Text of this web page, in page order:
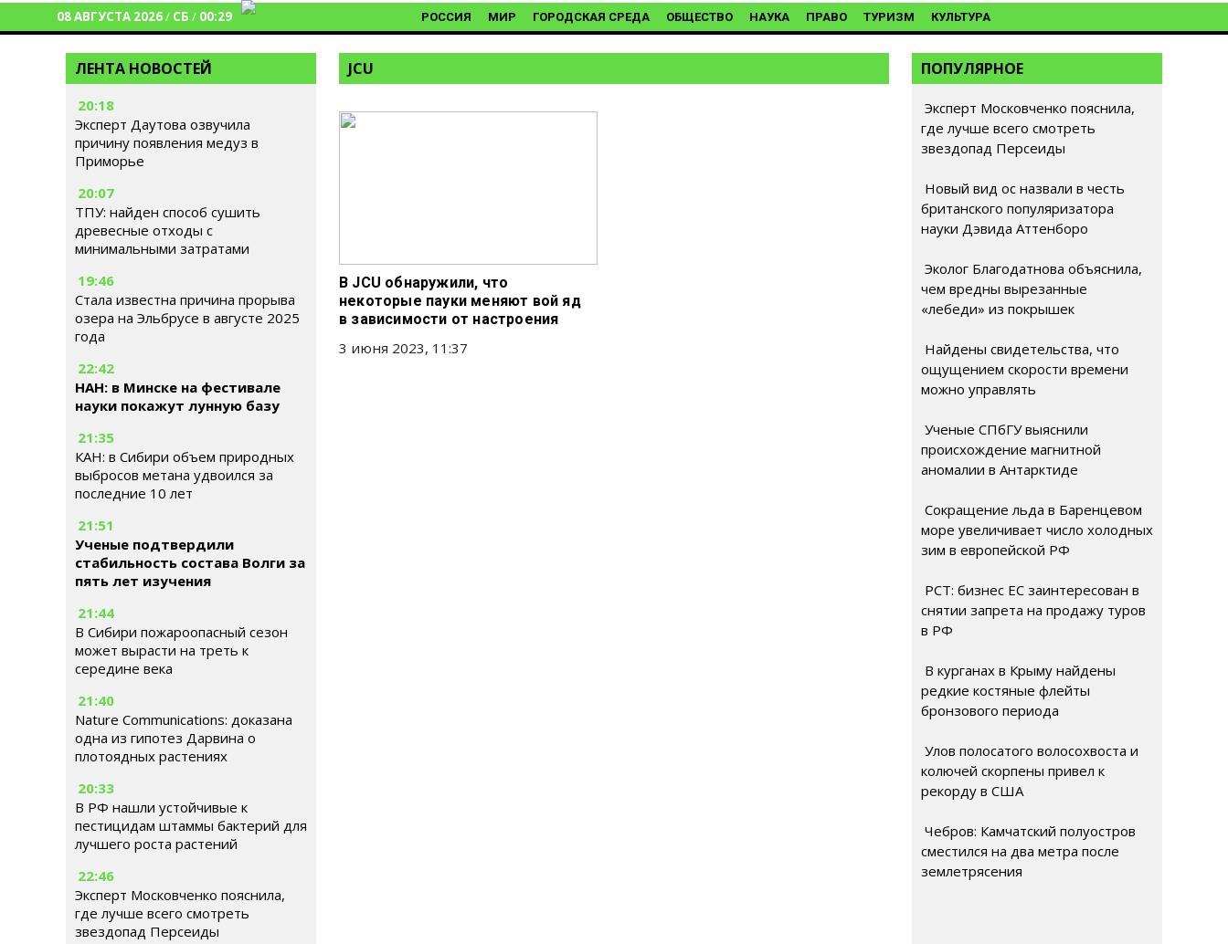
08 АВГУСТА 2026/ СБ / 00:29 РОССИЯ МИР ГОРОДСКАЯ СРЕДА ОБЩЕСТВО НАУКА ПРАВО ТУРИЗМ КУЛЬТУРА
ЛЕНТА НОВОСТЕЙ
20:18
Эксперт Даутова озвучила
причину появления медуз в
Приморье
20:07
ТПУ: найден способ сушить
древесные отходы с
минимальными затратами
19:46
Стала известна причина прорыва
озера на Эльбрусе в августе 2025
года
22:42
НАН: в Минске на фестивале
науки покажут лунную базу
21:35
КАН: в Сибири объем природных
выбросов метана удвоился за
последние 10 лет
21:51
Ученые подтвердили
стабильность состава Волги за
пять лет изучения
21:44
В Сибири пожароопасный сезон
может вырасти на треть к
середине века
21:40
Nature Communications: доказана
одна из гипотез Дарвина о
плотоядных растениях
20:33
В РФ нашли устойчивые к
пестицидам штаммы бактерий для
лучшего роста растений
22:46
Эксперт Московченко пояснила,
где лучше всего смотреть
звездопад Персеиды
JCU
В JCU обнаружили, что
некоторые пауки меняют вой яд
в зависимости от настроения
3 июня 2023, 11:37
ПОПУЛЯРНОЕ
Эксперт Московченко пояснила,
где лучше всего смотреть
звездопад Персеиды
Новый вид ос назвали в честь
британского популяризатора
науки Дэвида Аттенборо
Эколог Благодатнова объяснила,
чем вредны вырезанные
«лебеди» из покрышек
Найдены свидетельства, что
ощущением скорости времени
можно управлять
Ученые СПбГУ выяснили
происхождение магнитной
аномалии в Антарктиде
Сокращение льда в Баренцевом
море увеличивает число холодных
зим в европейской РФ
РСТ: бизнес ЕС заинтересован в
снятии запрета на продажу туров
в РФ
В курганах в Крыму найдены
редкие костяные флейты
бронзового периода
Улов полосатого волосохвоста и
колючей скорпены привел к
рекорду в США
Чебров: Камчатский полуостров
сместился на два метра после
землетрясения